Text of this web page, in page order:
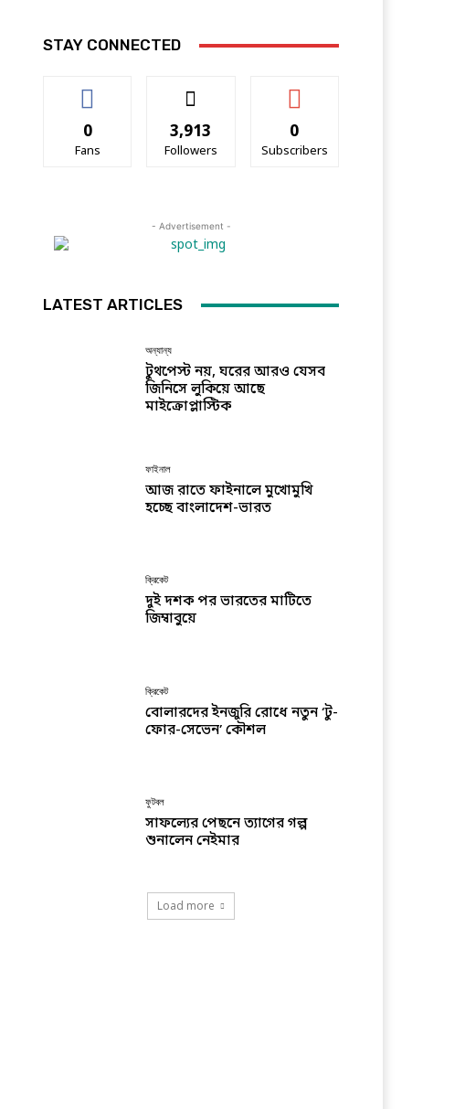
STAY CONNECTED
0
Fans
3,913
Followers
0
Subscribers
- Advertisement -
LATEST ARTICLES
অন্যান্য
টুথপেস্ট নয়, ঘরের আরও যেসব
জিনিসে লুকিয়ে আছে
মাইক্রোপ্লাস্টিক
ফাইনাল
আজ রাতে ফাইনালে মুখোমুখি
হচ্ছে বাংলাদেশ-ভারত
ক্রিকেট
দুই দশক পর ভারতের মাটিতে
জিম্বাবুয়ে
ক্রিকেট
বোলারদের ইনজুরি রোধে নতুন ‘টু-
ফোর-সেভেন’ কৌশল
ফুটবল
সাফল্যের পেছনে ত্যাগের গল্প
শুনালেন নেইমার
Load more